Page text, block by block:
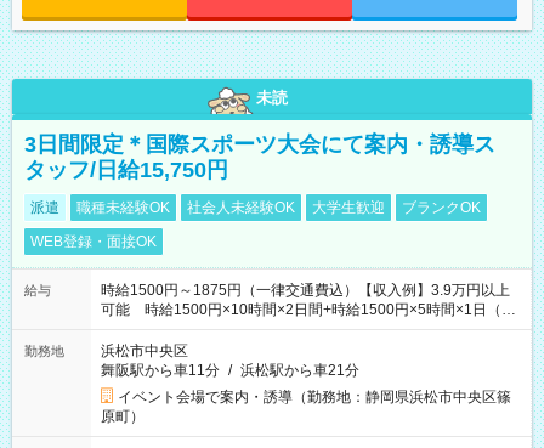
未読
3日間限定＊国際スポーツ大会にて案内・誘導ス
タッフ/日給15,750円
派遣 職種未経験OK 社会人未経験OK 大学生歓迎
ブランクOK
WEB登録・面接OK
給与
時給1500円～1875円（一律交通費込）【収入例】3.9万円以上
可能 時給1500円×10時間×2日間+時給1500円×5時間×1日（実
働8時間を越えた時給：1875円）
勤務地
浜松市中央区
舞阪駅から車11分 / 浜松駅から車21分
イベント会場で案内・誘導（勤務地：静岡県浜松市中央区篠
原町）